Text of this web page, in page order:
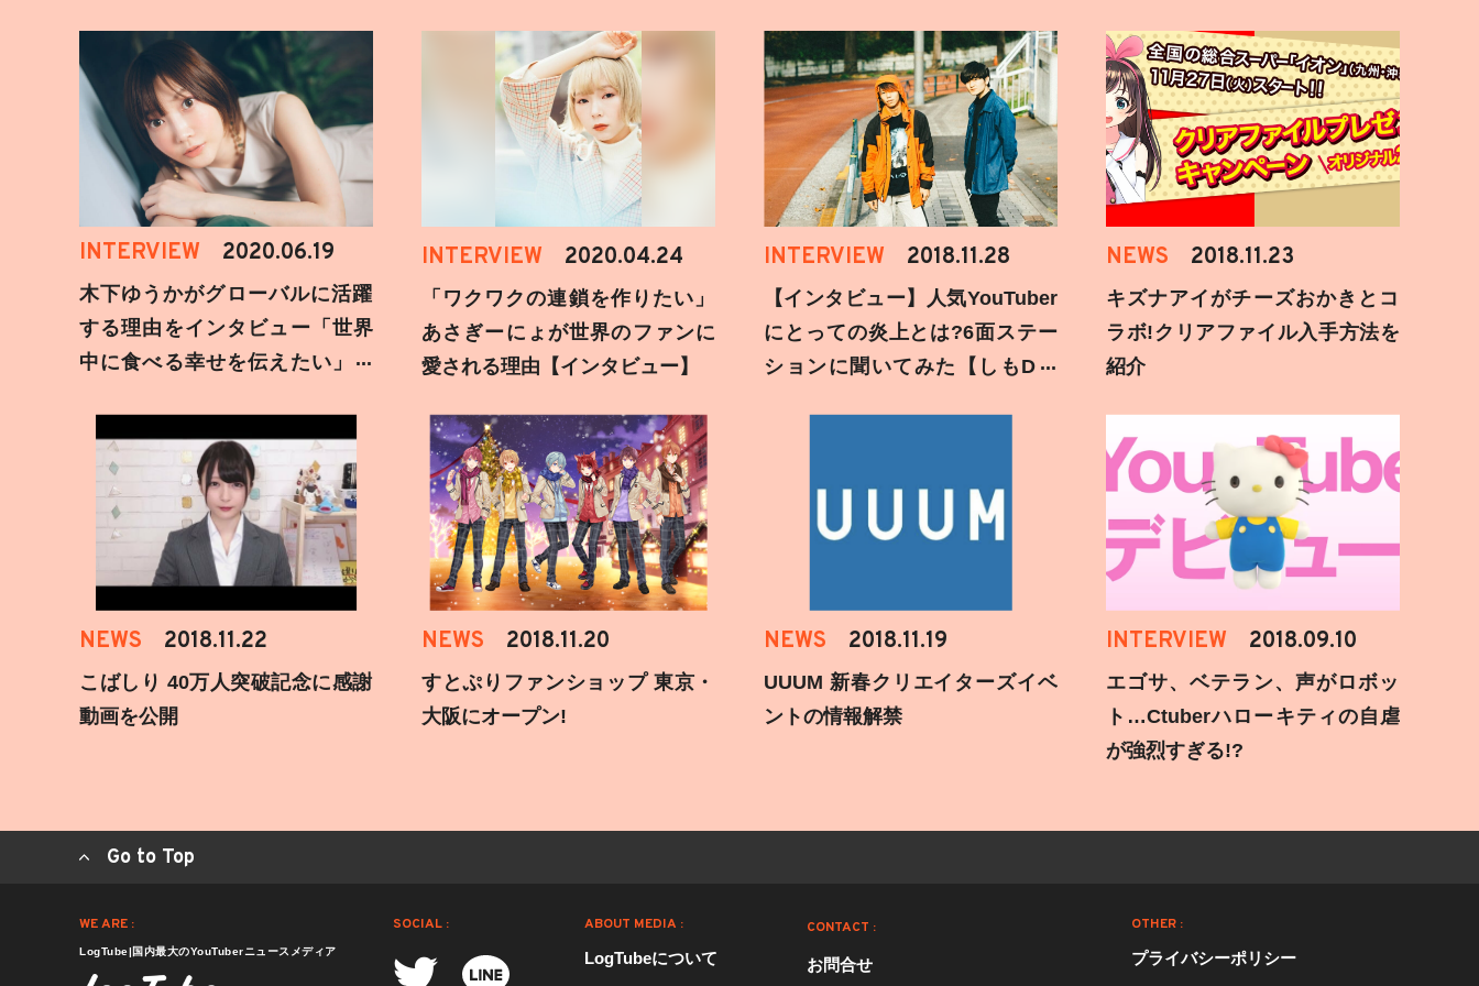
INTERVIEW 2020.06.19
木下ゆうかがグローバルに活躍
する理由をインタビュー「世界
中に食べる幸せを伝えたい」新
INTERVIEW 2020.04.24
「ワクワクの連鎖を作りたい」
あさぎーにょが世界のファンに
愛される理由【インタビュー】
INTERVIEW 2018.11.28
【インタビュー】人気YouTuber
にとっての炎上とは?6面ステー
ションに聞いてみた【しもD遅
NEWS 2018.11.23
キズナアイがチーズおかきとコ
ラボ!クリアファイル入手方法を
紹介
NEWS 2018.11.22
こばしり 40万人突破記念に感謝
動画を公開
NEWS 2018.11.20
すとぷりファンショップ 東京・
大阪にオープン!
NEWS 2018.11.19
UUUM 新春クリエイターズイベ
ントの情報解禁
INTERVIEW 2018.09.10
エゴサ、ベテラン、声がロボッ
ト…Ctuberハローキティの自虐
が強烈すぎる!?
Go to Top
WE ARE :
LogTube|国内最大のYouTuberニュースメディア
SOCIAL : ABOUT MEDIA :
LogTubeについて
CONTACT :
お問合せ
OTHER :
プライバシーポリシー